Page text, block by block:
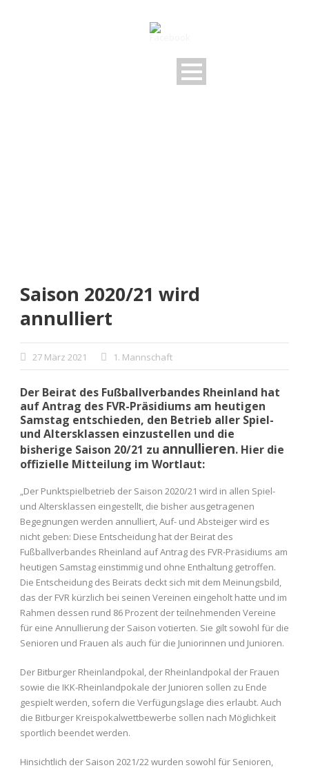
Saison 2020/21 wird
annulliert
27 März 2021 1. Mannschaft
Der Beirat des Fußballverbandes Rheinland hat
auf Antrag des FVR-Präsidiums am heutigen
Samstag entschieden, den Betrieb aller Spiel-
und Altersklassen einzustellen und die
bisherige Saison 20/21 zu annullieren. Hier die
offizielle Mitteilung im Wortlaut:
„Der Punktspielbetrieb der Saison 2020/21 wird in allen Spiel-
und Altersklassen eingestellt, die bisher ausgetragenen
Begegnungen werden annulliert, Auf- und Absteiger wird es
nicht geben: Diese Entscheidung hat der Beirat des
Fußballverbandes Rheinland auf Antrag des FVR-Präsidiums am
heutigen Samstag einstimmig und ohne Enthaltung getroffen.
Die Entscheidung des Beirats deckt sich mit dem Meinungsbild,
das der FVR kürzlich bei seinen Vereinen eingeholt hatte und im
Rahmen dessen rund 86 Prozent der teilnehmenden Vereine
für eine Annullierung der Saison votierten. Sie gilt sowohl für die
Senioren und Frauen als auch für die Juniorinnen und Junioren.
Der Bitburger Rheinlandpokal, der Rheinlandpokal der Frauen
sowie die IKK-Rheinlandpokale der Junioren sollen zu Ende
gespielt werden, sofern die Verfügungslage dies erlaubt. Auch
die Bitburger Kreispokalwettbewerbe sollen nach Möglichkeit
sportlich beendet werden.
Hinsichtlich der Saison 2021/22 wurden sowohl für Senioren,